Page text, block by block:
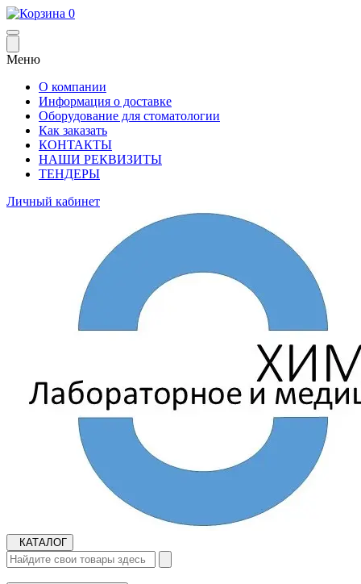
0
Меню
О компании
Информация о доставке
Оборудование для стоматологии
Как заказать
КОНТАКТЫ
НАШИ РЕКВИЗИТЫ
ТЕНДЕРЫ
Личный кабинет
КАТАЛОГ